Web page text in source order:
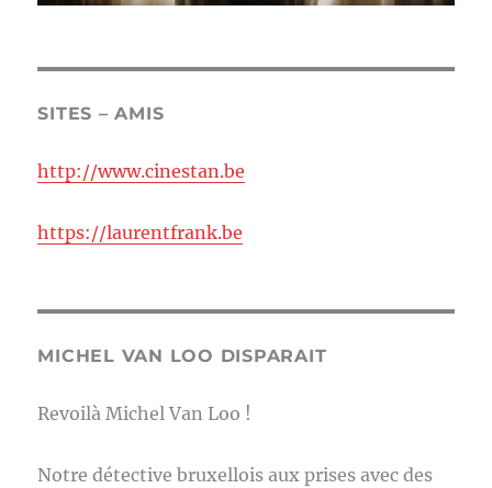
SITES – AMIS
http://www.cinestan.be
https://laurentfrank.be
MICHEL VAN LOO DISPARAIT
Revoilà Michel Van Loo !
Notre détective bruxellois aux prises avec des